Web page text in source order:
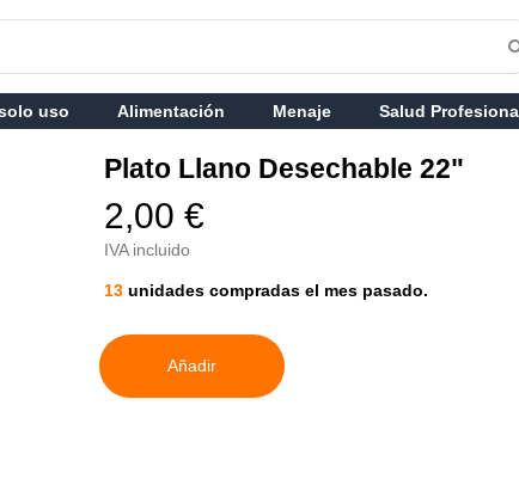
uso Alimentación Menaje Salud
Plato Llano Desechable 22"
2,00 €
IVA incluido
13 unidades compradas el mes pasado.
Añadir